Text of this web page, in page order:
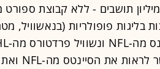
מ-2 מיליון תושבים - ללא קבוצת